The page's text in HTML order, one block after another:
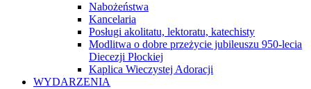
Nabożeństwa
Kancelaria
Posługi akolitatu, lektoratu, katechisty
Modlitwa o dobre przeżycie jubileuszu 950-lecia
Diecezji Płockiej
Kaplica Wieczystej Adoracji
WYDARZENIA